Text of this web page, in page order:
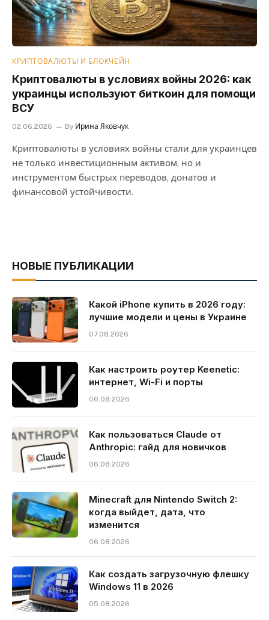
КРИПТОВАЛЮТЫ И БЛОКЧЕЙН
Криптовалюты в условиях войны 2026: как
украинцы используют биткоин для помощи
ВСУ
02.06.2026 By Ирина Яковчук
Криптовалюты в условиях войны стали для украинцев
не только инвестиционным активом, но и
инструментом быстрых переводов, донатов и
финансовой устойчивости.
НОВЫЕ ПУБЛИКАЦИИ
Какой iPhone купить в 2026 году:
лучшие модели и цены в Украине
07.08.2026
Как настроить роутер Keenetic:
интернет, Wi-Fi и порты
06.08.2026
Как пользоваться Claude от
Anthropic: гайд для новичков
06.08.2026
Minecraft для Nintendo Switch 2:
когда выйдет, дата, что
изменится
06.08.2026
Как создать загрузочную флешку
Windows 11 в 2026
05.08.2026